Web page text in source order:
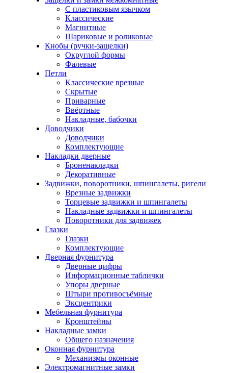
С пластиковым язычком
Классические
Магнитные
Шариковые и роликовые
Кнобы (ручки-защелки)
Округлой формы
Фалевые
Петли
Классические врезные
Скрытые
Приварные
Ввёртные
Накладные, бабочки
Доводчики
Доводчики
Комплектующие
Накладки дверные
Броненакладки
Декоративные
Задвижки, поворотники, шпингалеты, ригели
Врезные задвижки
Торцевые задвижки и шпингалеты
Накладные задвижки и шпингалеты
Поворотники для задвижек
Глазки
Глазки
Комплектующие
Дверная фурнитура
Дверные цифры
Информационные таблички
Упоры дверные
Штыри противосъёмные
Эксцентрики
Мебельная фурнитура
Кронштейны
Накладные замки
Общего назначения
Оконная фурнитура
Механизмы оконные
Электромагнитные замки